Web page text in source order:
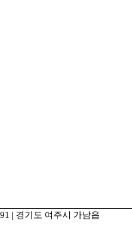
| 경기도 여주시 가남읍